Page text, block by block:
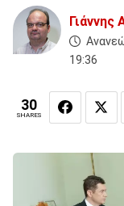
Γιάννης
19:36
30
SHARES